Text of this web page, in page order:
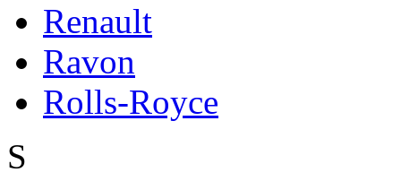
Renault
Ravon
Rolls-Royce
S